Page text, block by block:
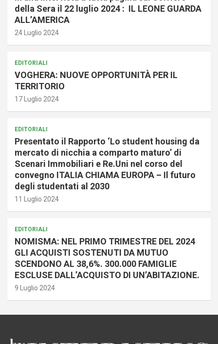
della Sera il 22 luglio 2024 : IL LEONE GUARDA
ALL’AMERICA
24 Luglio 2024
EDITORIALI
VOGHERA: NUOVE OPPORTUNITÀ PER IL
TERRITORIO
17 Luglio 2024
EDITORIALI
Presentato il Rapporto ‘Lo student housing da
mercato di nicchia a comparto maturo’ di
Scenari Immobiliari e Re.Uni nel corso del
convegno ITALIA CHIAMA EUROPA – Il futuro
degli studentati al 2030
11 Luglio 2024
EDITORIALI
NOMISMA: NEL PRIMO TRIMESTRE DEL 2024
GLI ACQUISTI SOSTENUTI DA MUTUO
SCENDONO AL 38,6%. 300.000 FAMIGLIE
ESCLUSE DALL’ACQUISTO DI UN’ABITAZIONE.
9 Luglio 2024